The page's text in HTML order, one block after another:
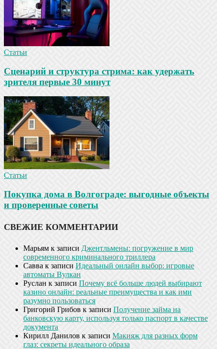
Статьи
Сценарий и структура стрима: как удержать
зрителя первые 30 минут
Статьи
Покупка дома в Волгограде: выгодные объекты
и проверенные советы
СВЕЖИЕ КОММЕНТАРИИ
Марьям к записи Джентльмены: погружение в мир
современного криминального триллера
Савва к записи Идеальный онлайн выбор: игровые
автоматы Вулкан
Руслан к записи Почему всё больше людей выбирают
казино онлайн: реальные преимущества и как ими
разумно пользоваться
Григорий Грибов к записи Получение займа на
банковскую карту, используя только паспорт в качестве
документа
Кирилл Данилов к записи Макияж для разных форм
глаз: секреты идеального образа